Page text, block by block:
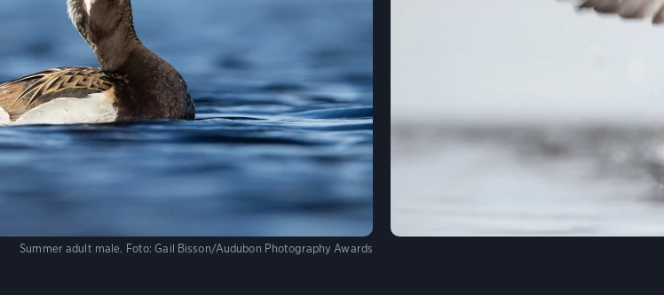
Summer adult male. Foto: Gail Bisson/Audubon Photography Awards